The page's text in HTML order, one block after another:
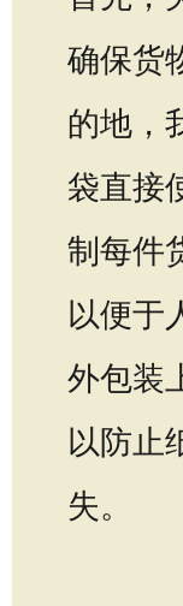
确保货
的地，
袋直接
制每件
以便于
外包装
以防止
失。